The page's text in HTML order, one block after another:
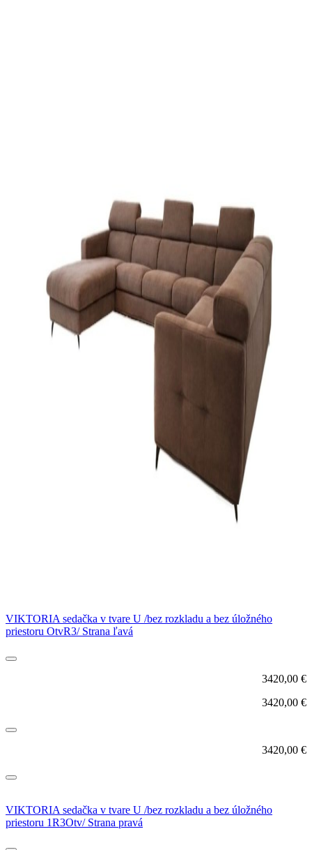
VIKTORIA sedačka v tvare U /bez rozkladu a bez úložného
priestoru OtvR3/ Strana ľavá
3420,00 €
3420,00 €
3420,00 €
VIKTORIA sedačka v tvare U /bez rozkladu a bez úložného
priestoru 1R3Otv/ Strana pravá